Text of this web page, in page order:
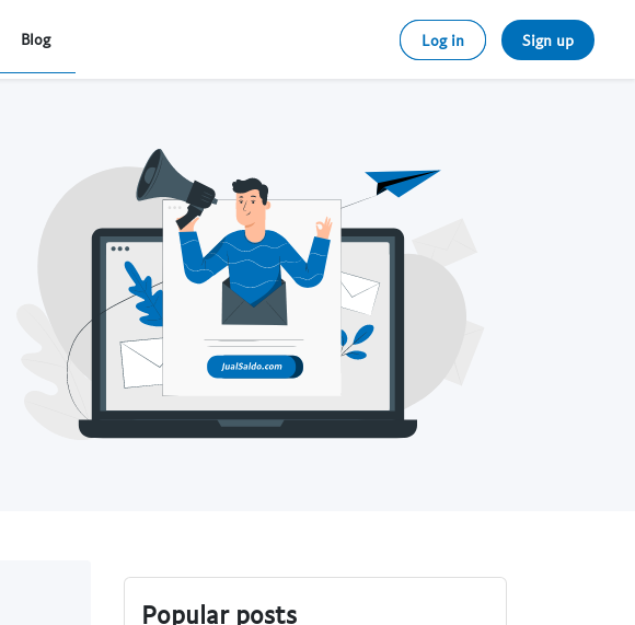
Blog Log in Sign up
Popular posts